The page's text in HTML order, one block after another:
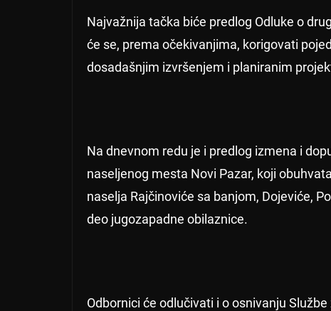
Najvažnija tačka biće predlog Odluke o
će se, prema očekivanjima, korigovati
dosadašnjim izvršenjem i planiranim
Na dnevnom redu je i predlog izmena i
naseljenog mesta Novi Pazar, koji
naselja Rajčinoviće sa banjom, Dojeviće,
deo jugozapadne obilaznice.
Odbornici će odlučivati i o osnivanju